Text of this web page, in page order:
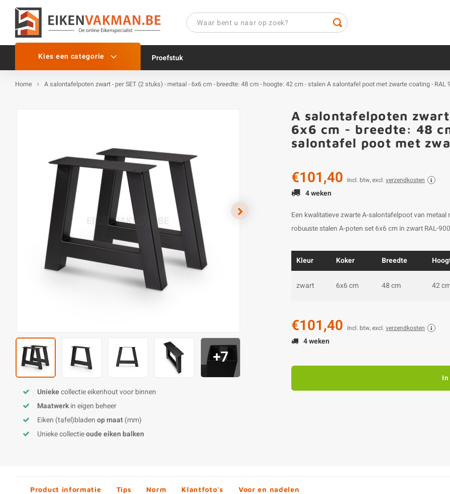
Kies een categorie Proefstuk
Home A salontafelpoten zwart - per SET (2 stuks) - metaal - 6x6 cm - breedte: 48 cm - hoogte: 42 cm - stalen A salontafel poot met zwarte coating - RAL
+7
Uniekecollectie eikenhout voor binnen
Maatwerkin eigen beheer
Eiken (tafel)bladenop maat(mm)
Unieke collectieoude eiken balken
A salontafelpoten
6x6 cm - breedte: 48
salontafel poot met
€101,40 Incl. btw, excl. verzendkosten
4 weken
Een kwalitatieve zwarte A-salontafelpoot van
robuuste stalen A-poten set 6x6 cm in zwart RAL-
Kleur Koker Breedte
zwart 6x6 cm 48 cm 42
€101,40 Incl. btw, excl. verzendkosten
4 weken
Product informatie Tips Norm Klantfoto's Voor en nadelen